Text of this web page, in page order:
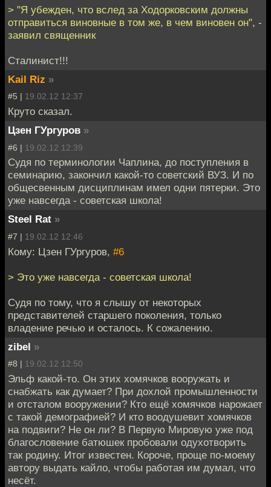
> "Я убежден, что вслед за Ходорковским должны
отправиться виновные в том же, в чем виновен он", -
заявил священник
Сталинист!!!
Kail Riz »
#5 | 19.02.12 12:37
Круто сказал.
Цзен ГУргуров »
#6 | 19.02.12 12:39
Судя по терминологии Чаплина, до поступления в
семинарию, закончил какой-то советский ВУЗ. И по
общесвенным дисциплинам имел одни пятерки. Это
уже навсегда - советская школа!
Steel Rat »
#7 | 19.02.12 12:46
Кому: Цзен ГУргуров, #6
> Это уже навсегда - советская школа!
Судя по тому, что я слышу от некоторых
представителей старшего поколения, только
владение речью и осталось. К сожалению.
zibel »
#8 | 19.02.12 12:50
Эльф какой-то. Он этих хомячков вооружать и
снабжать как думает? При дохлой промышленности
и отсталом вооружении? Кто ещё хомячков нарожает
с такой демографией? И кто воодушевит хомячков
на подвиги? Не он ли? В Первую Мировую уже под
благословение батюшек пробовали одухотворить
так родину. Итог известен. Короче, проще по-моему
автору выдать кайло, чтобы работая им думал, что
несёт.